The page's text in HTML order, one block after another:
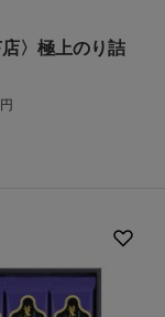
店〉極上のり詰
円